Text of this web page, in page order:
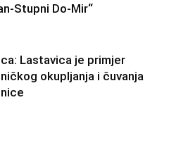
Stupni Do-Mir“
Lastavica je primjer
okupljanja i čuvanja